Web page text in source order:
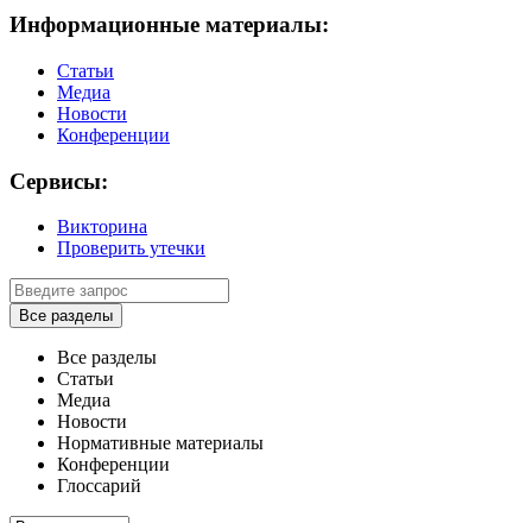
Информационные материалы:
Статьи
Медиа
Новости
Конференции
Сервисы:
Викторина
Проверить утечки
Все разделы
Все разделы
Статьи
Медиа
Новости
Нормативные материалы
Конференции
Глоссарий